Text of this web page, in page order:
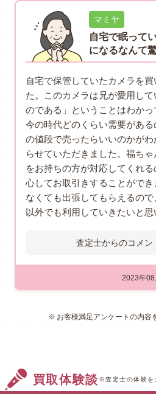
マミヤ
自宅で眠って
になるなんて
自宅で保管していたカメラを
た。このカメラは兄が愛用し
のである」ということはわかっ
今の時代どのくらい需要があ
の値段で売ったらいいのかが
らせていただきました。福ち
をお持ちの方が対応してくれ
心してお取引きすることがで
なくても出張してもらえるの
以外でも利用していきたいと思
査定士からの
鳥取市にお
依頼を受け
きました。こ
や汚れが少なかったたこと、
く、すぐに使用可能である
査定士からのコメン
2023年08
お客様満足アンケートの内容
買取体験談 ※査定士の体験を